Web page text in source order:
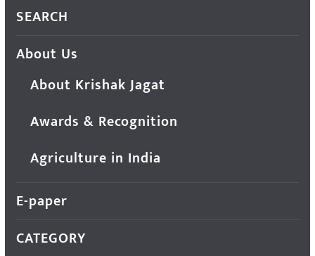
SEARCH
About Us
About Krishak Jagat
Awards & Recognition
Agriculture in India
E-paper
CATEGORY